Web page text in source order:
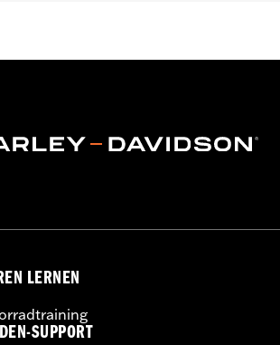
erhältlich:Jeweils
LERNEN
SUPPORT